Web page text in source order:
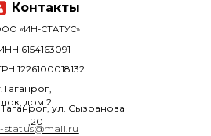
«ИН-СТАТУС»
дом 2
ул. Сызранова
,20
1226100018132
6154163091
status@mail.ru
Контакты